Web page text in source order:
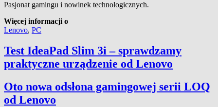
Pasjonat gamingu i nowinek technologicznych.
Więcej informacji o
Lenovo, PC
Test IdeaPad Slim 3i – sprawdzamy
praktyczne urządzenie od Lenovo
Oto nowa odsłona gamingowej serii LOQ
od Lenovo